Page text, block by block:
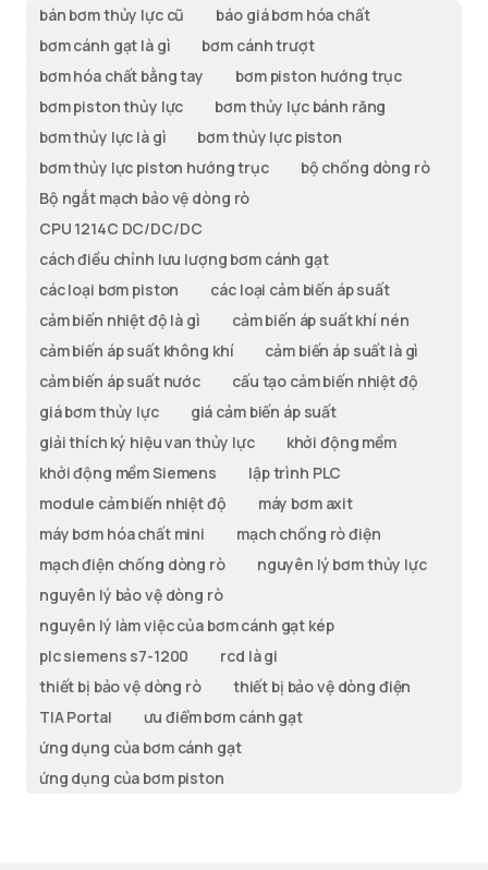
bán bơm thủy lực cũ
báo giá bơm hóa chất
bơm cánh gạt là gì
bơm cánh trượt
bơm hóa chất bằng tay
bơm piston hướng trục
bơm piston thủy lực
bơm thủy lực bánh răng
bơm thủy lực là gì
bơm thủy lực piston
bơm thủy lực piston hướng trục
bộ chống dòng rò
Bộ ngắt mạch bảo vệ dòng rò
CPU 1214C DC/DC/DC
cách điều chỉnh lưu lượng bơm cánh gạt
các loại bơm piston
các loại cảm biến áp suất
cảm biến nhiệt độ là gì
cảm biến áp suất khí nén
cảm biến áp suất không khí
cảm biến áp suất là gì
cảm biến áp suất nước
cấu tạo cảm biến nhiệt độ
giá bơm thủy lực
giá cảm biến áp suất
giải thích ký hiệu van thủy lực
khởi động mềm
khởi động mềm Siemens
lập trình PLC
module cảm biến nhiệt độ
máy bơm axit
máy bơm hóa chất mini
mạch chống rò điện
mạch điện chống dòng rò
nguyên lý bơm thủy lực
nguyên lý bảo vệ dòng rò
nguyên lý làm việc của bơm cánh gạt kép
plc siemens s7-1200
rcd là gi
thiết bị bảo vệ dòng rò
thiết bị bảo vệ dòng điện
TIA Portal
ưu điểm bơm cánh gạt
ứng dụng của bơm cánh gạt
ứng dụng của bơm piston